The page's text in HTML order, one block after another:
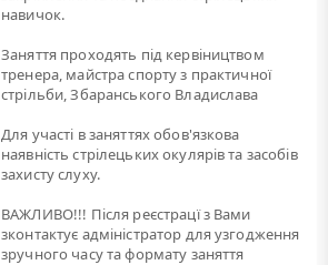
навичок.
Заняття проходять під кервіництвом
тренера, майстра спорту з практичної
стрільби, Збаранського Владислава
Для участі в заняттях обов'язкова
наявність стрілецьких окулярів та засобів
захисту слуху.
ВАЖЛИВО!!! Після реєстрацї з Вами
зконтактує адміністратор для узгодження
зручного часу та формату заняття